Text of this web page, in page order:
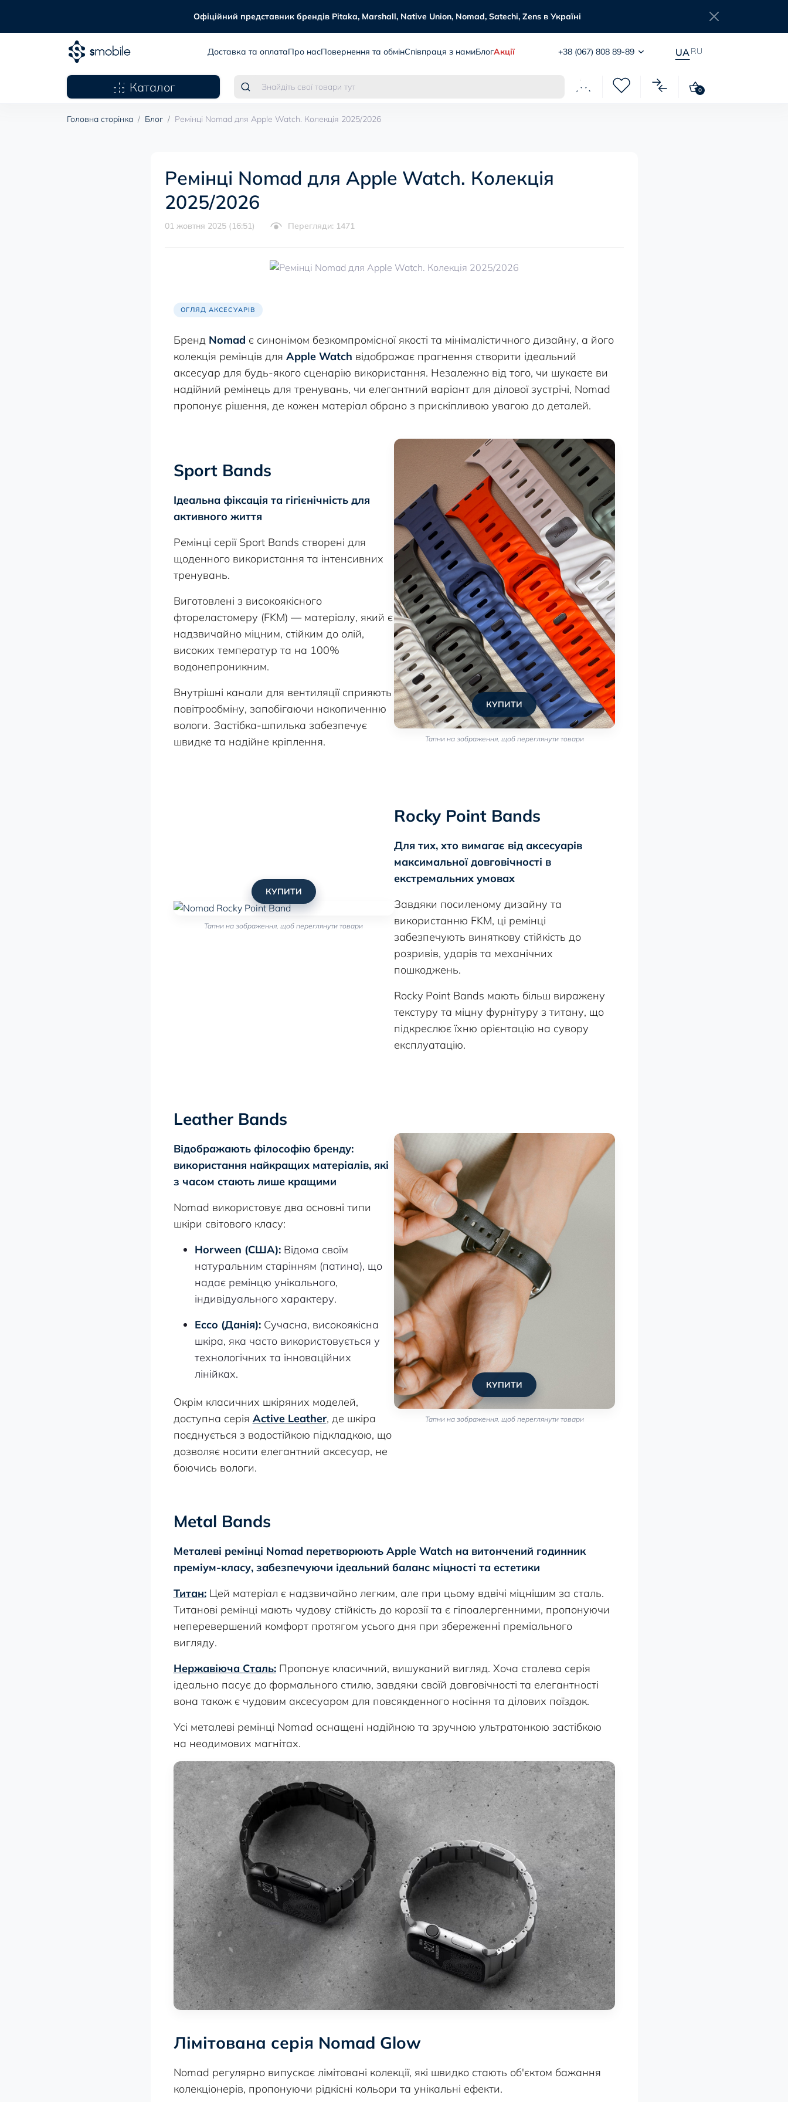
Офіційний представник брендів Pitaka, Marshall, Native Union, Nomad, Satechi, Zens в Україні
Доставка та оплатаПро насПовернення та обмінСпівпраця з намиБлогАкції +38 (067) 808 89-89 UA RU
Каталог 0
Головна сторінка Блог Pемінці Nomad для Apple Watch. Колекція 2025/2026
Pемінці Nomad для Apple Watch. Колекція
2025/2026
01 жовтня 2025 (16:51) Перегляди: 1471
ОГЛЯД АКСЕСУАРІВ
Бренд Nomad є синонімом безкомпромісної якості та мінімалістичного дизайну, а його
колекція ремінців для Apple Watch відображає прагнення створити ідеальний
аксесуар для будь-якого сценарію використання. Незалежно від того, чи шукаєте ви
надійний ремінець для тренувань, чи елегантний варіант для ділової зустрічі, Nomad
пропонує рішення, де кожен матеріал обрано з прискіпливою увагою до деталей.
Sport Bands
Ідеальна фіксація та гігієнічність для
активного життя
Ремінці серії Sport Bands створені для
щоденного використання та інтенсивних
тренувань.
Виготовлені з високоякісного
фтореластомеру (FKM) — матеріалу, який є
надзвичайно міцним, стійким до олій,
високих температур та на 100%
водонепроникним.
Внутрішні канали для вентиляції сприяють
повітрообміну, запобігаючи накопиченню
вологи. Застібка-шпилька забезпечує
швидке та надійне кріплення.
КУПИТИ
Тапни на зображення, щоб переглянути товари
Rocky Point Bands
Для тих, хто вимагає від аксесуарів
максимальної довговічності в
екстремальних умовах
Завдяки посиленому дизайну та
використанню FKM, ці ремінці
забезпечують виняткову стійкість до
розривів, ударів та механічних
пошкоджень.
Rocky Point Bands мають більш виражену
текстуру та міцну фурнітуру з титану, що
підкреслює їхню орієнтацію на сувору
експлуатацію.
КУПИТИ
Тапни на зображення, щоб переглянути товари
Leather Bands
Відображають філософію бренду:
використання найкращих матеріалів, які
з часом стають лише кращими
Nomad використовує два основні типи
шкіри світового класу:
Horween (США):Відома своїм
натуральним старінням (патина), що
надає ремінцю унікального,
індивідуального характеру.
Ecco (Данія):Сучасна, високоякісна
шкіра, яка часто використовується у
технологічних та інноваційних
лінійках.
Окрім класичних шкіряних моделей,
доступна серія Active Leather, де шкіра
поєднується з водостійкою підкладкою, що
дозволяє носити елегантний аксесуар, не
боючись вологи.
КУПИТИ
Тапни на зображення, щоб переглянути товари
Metal Bands
Металеві ремінці Nomad перетворюють Apple Watch на витончений годинник
преміум-класу, забезпечуючи ідеальний баланс міцності та естетики
Титан:Цей матеріал є надзвичайно легким, але при цьому вдвічі міцнішим за сталь.
Титанові ремінці мають чудову стійкість до корозії та є гіпоалергенними, пропонуючи
неперевершений комфорт протягом усього дня при збереженні преміального
вигляду.
Нержавіюча Сталь:Пропонує класичний, вишуканий вигляд. Хоча сталева серія
ідеально пасує до формального стилю, завдяки своїй довговічності та елегантності
вона також є чудовим аксесуаром для повсякденного носіння та ділових поїздок.
Усі металеві ремінці Nomad оснащені надійною та зручною ультратонкою застібкою
на неодимових магнітах.
Лімітована серія Nomad Glow
Nomad регулярно випускає лімітовані колекції, які швидко стають об'єктом бажання
колекціонерів, пропонуючи рідкісні кольори та унікальні ефекти.